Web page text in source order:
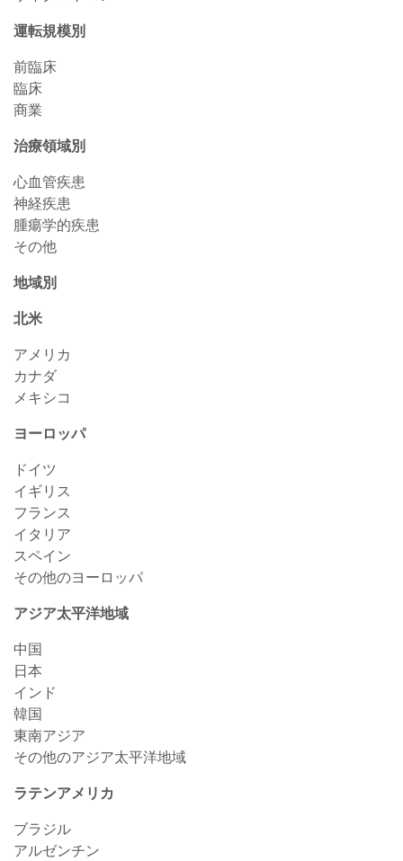
運転規模別
前臨床
臨床
商業
治療領域別
心血管疾患
神経疾患
腫瘍学的疾患
その他
地域別
北米
アメリカ
カナダ
メキシコ
ヨーロッパ
ドイツ
イギリス
フランス
イタリア
スペイン
その他のヨーロッパ
アジア太平洋地域
中国
日本
インド
韓国
東南アジア
その他のアジア太平洋地域
ラテンアメリカ
ブラジル
アルゼンチン